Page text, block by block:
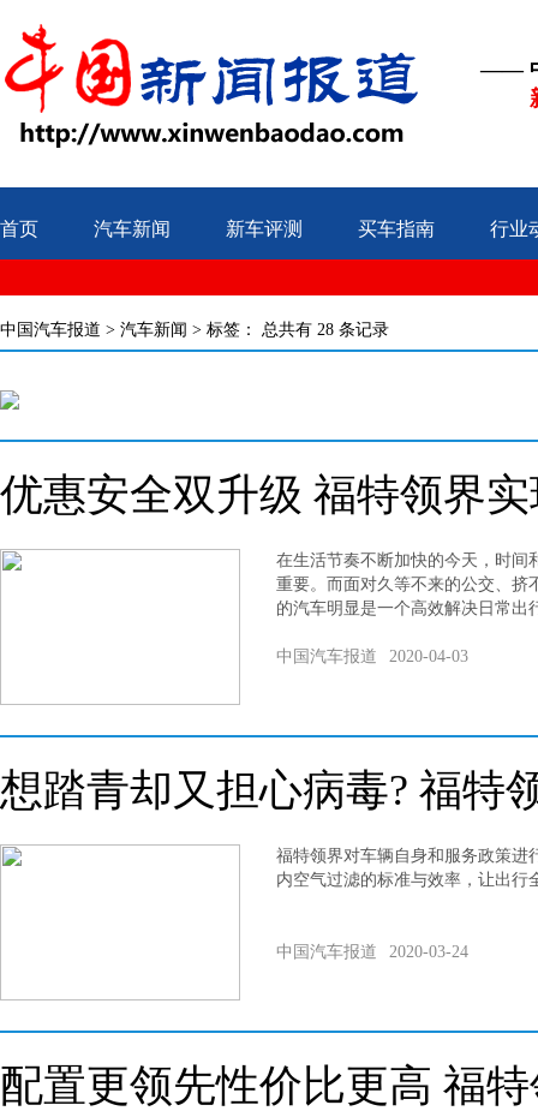
——
首页 汽车新闻 新车评测 买车指南 行业
中国汽车报道 > 汽车新闻 > 标签： 总共有 28 条记录
优惠安全双升级 福特领界
在生活节奏不断加快的今天，时间
重要。而面对久等不来的公交、挤
的汽车明显是一个高效解决日常出
中国汽车报道 2020-04-03
想踏青却又担心病毒? 福特
福特领界对车辆自身和服务政策进
内空气过滤的标准与效率，让出行
中国汽车报道 2020-03-24
配置更领先性价比更高 福